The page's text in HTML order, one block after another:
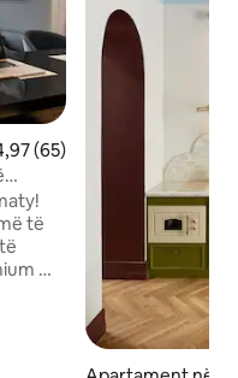
mesatar 4,97 nga 5,
(65)
të
me